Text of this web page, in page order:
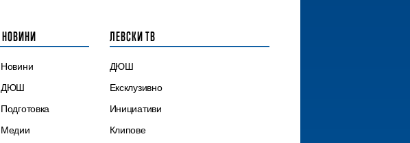
НОВИНИ
Новини
ДЮШ
Подготовка
Медии
ЛЕВСКИ ТВ
ДЮШ
Ексклузивно
Инициативи
Клипове